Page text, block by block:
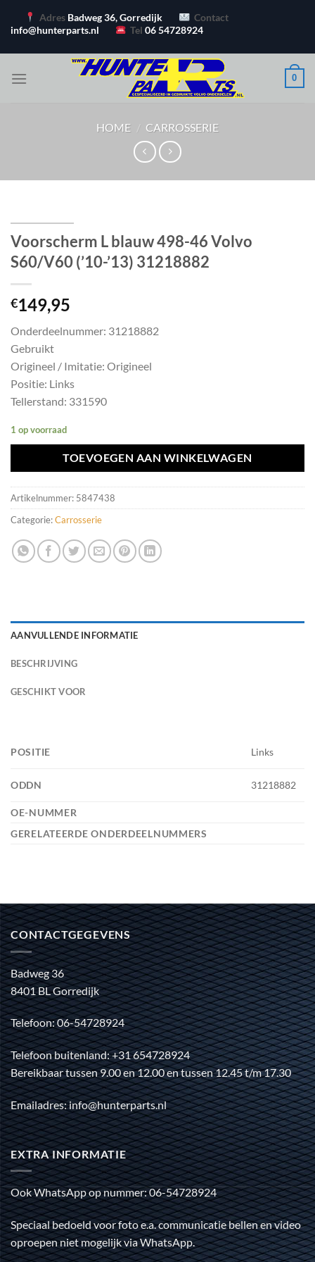
naar
Adres Badweg 36, Gorredijk
Contact
info@hunterparts.nl
Tel06 54728924
0
HOME / CARROSSERIE
Voorscherm L blauw 498-46 Volvo
S60/V60 (’10-’13) 31218882
€149,95
Onderdeelnummer: 31218882
Gebruikt
Origineel / Imitatie: Origineel
Positie: Links
Tellerstand: 331590
1 op voorraad
TOEVOEGEN AAN WINKELWAGEN
Artikelnummer: 5847438
Categorie:Carrosserie
AANVULLENDE INFORMATIE
BESCHRIJVING
GESCHIKT VOOR
POSITIE Links
ODDN 31218882
OE-NUMMER
GERELATEERDE ONDERDEELNUMMERS
CONTACTGEGEVENS
Badweg 36
8401 BL Gorredijk
Telefoon: 06-54728924
Telefoon buitenland: +31 654728924
Bereikbaar tussen 9.00 en 12.00 en tussen 12.45 t/m 17.30
Emailadres: info@hunterparts.nl
EXTRA INFORMATIE
Ook WhatsApp op nummer: 06-54728924
Speciaal bedoeld voor foto e.a. communicatie bellen en video
oproepen niet mogelijk via WhatsApp.